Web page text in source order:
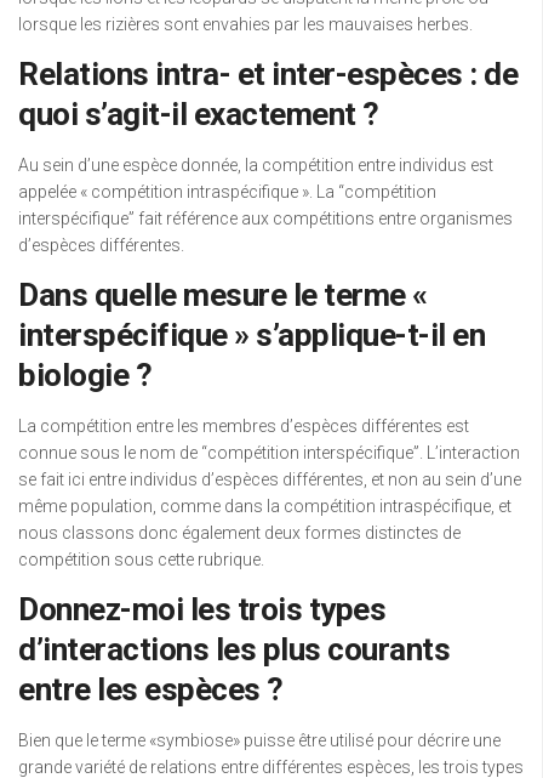
lorsque les rizières sont envahies par les mauvaises herbes.
Relations intra- et inter-espèces : de
quoi s’agit-il exactement ?
Au sein d’une espèce donnée, la compétition entre individus est
appelée « compétition intraspécifique ». La “compétition
interspécifique” fait référence aux compétitions entre organismes
d’espèces différentes.
Dans quelle mesure le terme «
interspécifique » s’applique-t-il en
biologie ?
La compétition entre les membres d’espèces différentes est
connue sous le nom de “compétition interspécifique”. L’interaction
se fait ici entre individus d’espèces différentes, et non au sein d’une
même population, comme dans la compétition intraspécifique, et
nous classons donc également deux formes distinctes de
compétition sous cette rubrique.
Donnez-moi les trois types
d’interactions les plus courants
entre les espèces ?
Bien que le terme «symbiose» puisse être utilisé pour décrire une
grande variété de relations entre différentes espèces, les trois types